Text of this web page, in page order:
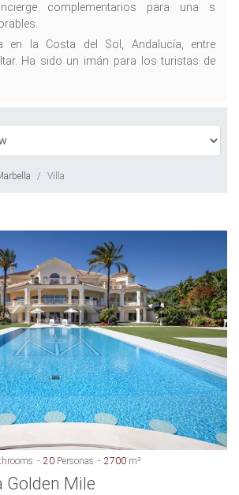
complementarios para una s
en la Costa del Sol, Andalucía, entre
de
Villa
20 Personas 2700 m²
Golden Mile